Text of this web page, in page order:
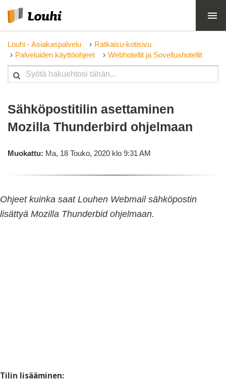
Louhi - Asiakaspalvelu
Ratkaisu-kotisivu
Palveluiden käyttöohjeet
Webhotellit ja Sovellushotellit
Sähköpostitilin asettaminen
Mozilla Thunderbird ohjelmaan
Muokattu: Ma, 18 Touko, 2020 klo 9:31 AM
Ohjeet kuinka saat Louhen Webmail sähköpostin
lisättyä Mozilla Thunderbid ohjelmaan.
Tilin lisääminen: